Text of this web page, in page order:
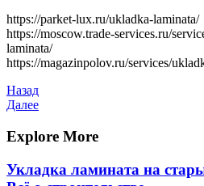
https://parket-lux.ru/ukladka-laminata/
https://moscow.trade-services.ru/
laminata/
https://magazinpolov.ru/services/
Навигация
по
записям
Предыдущая
запись
Назад
Следующая
Далее
Explore More
Укладка ламината на